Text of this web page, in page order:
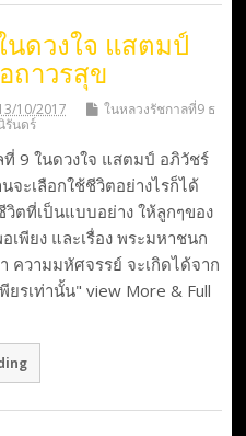
นดวงใจ แสตมป์
ถาวรสุข
10/2017
ในหลวงรัชกาลที่9 ธ
รันดร์
9 ในดวงใจ แสตมป์ อภิวัชร์
จะเลือกใช้ชีวิตอย่างไรก็ได้
ตที่เป็นแบบอย่าง ให้ลูกๆของ
เพียง และเรื่อง พระมหาชนก
ความมหัศจรรย์ จะเกิดได้จาก
รเท่านั้น" view More & Full